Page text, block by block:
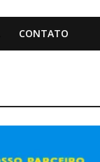
CONTATO